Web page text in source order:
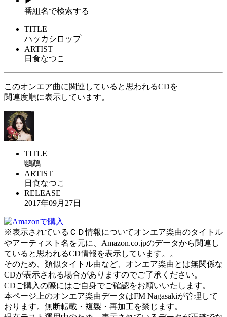
番組名で検索する
TITLE
ハッカシロップ
ARTIST
日食なつこ
このオンエア曲に関連していると思われるCDを
関連度順に表示しています。
TITLE
鸚鵡
ARTIST
日食なつこ
RELEASE
2017年09月27日
※表示されているＣＤ情報についてオンエア楽曲のタイトル
やアーティスト名を元に、Amazon.co.jpのデータから関連し
ていると思われるCD情報を表示しています。。
そのため、類似タイトル曲など、オンエア楽曲とは無関係な
CDが表示される場合がありますのでご了承ください。
CDご購入の際にはご自身でご確認をお願いいたします。
本ページ上のオンエア楽曲データはFM Nagasakiが管理して
おります。無断転載・複製・再加工を禁じます。